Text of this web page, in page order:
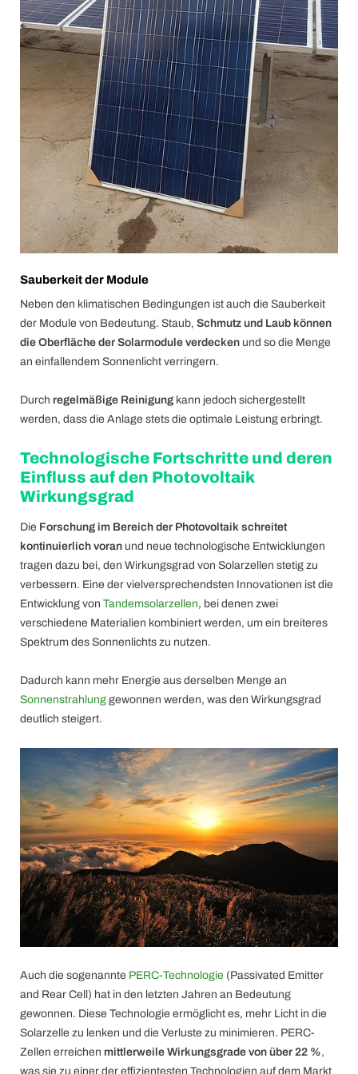
Sauberkeit der Module
Neben den klimatischen Bedingungen ist auch die Sauberkeit
der Module von Bedeutung. Staub, Schmutz und Laub können
die Oberfläche der Solarmodule verdecken und so die Menge
an einfallendem Sonnenlicht verringern.
Durch regelmäßige Reinigung kann jedoch sichergestellt
werden, dass die Anlage stets die optimale Leistung erbringt.
Technologische Fortschritte und deren
Einfluss auf den Photovoltaik
Wirkungsgrad
Die Forschung im Bereich der Photovoltaik schreitet
kontinuierlich voran und neue technologische Entwicklungen
tragen dazu bei, den Wirkungsgrad von Solarzellen stetig zu
verbessern. Eine der vielversprechendsten Innovationen ist die
Entwicklung von Tandemsolarzellen, bei denen zwei
verschiedene Materialien kombiniert werden, um ein breiteres
Spektrum des Sonnenlichts zu nutzen.
Dadurch kann mehr Energie aus derselben Menge an
Sonnenstrahlung gewonnen werden, was den Wirkungsgrad
deutlich steigert.
Auch die sogenannte PERC-Technologie (Passivated Emitter
and Rear Cell) hat in den letzten Jahren an Bedeutung
gewonnen. Diese Technologie ermöglicht es, mehr Licht in die
Solarzelle zu lenken und die Verluste zu minimieren. PERC-
Zellen erreichen mittlerweile Wirkungsgrade von über 22 %,
was sie zu einer der effizientesten Technologien auf dem Markt